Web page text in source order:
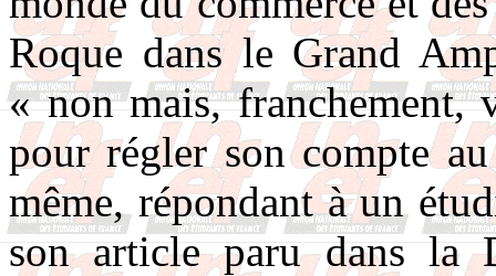
Roque dans le Grand
« non mais, franchement,
pour régler son compte
même, répondant à un
son article paru dans la